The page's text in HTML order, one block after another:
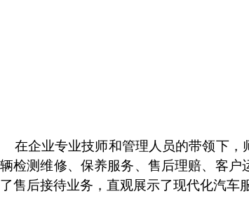
在企业专业技师和管理人员的带领下
辆检测维修、保养服务、售后理赔、客
了售后接待业务，直观展示了现代化汽车